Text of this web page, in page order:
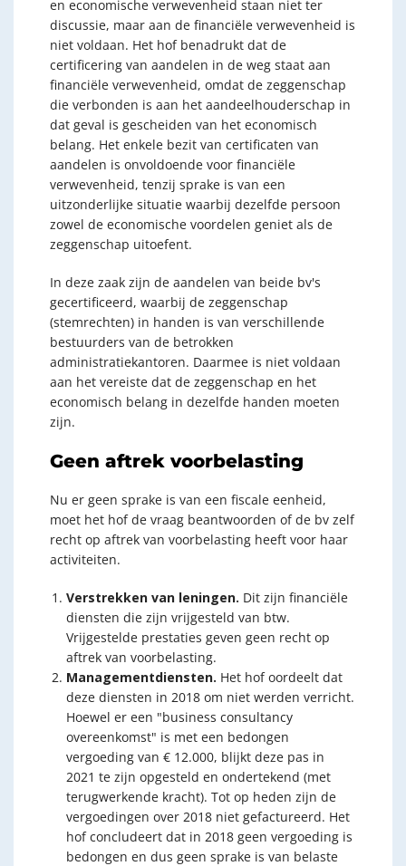
en economische verwevenheid staan niet ter
discussie, maar aan de financiële verwevenheid is
niet voldaan. Het hof benadrukt dat de
certificering van aandelen in de weg staat aan
financiële verwevenheid, omdat de zeggenschap
die verbonden is aan het aandeelhouderschap in
dat geval is gescheiden van het economisch
belang. Het enkele bezit van certificaten van
aandelen is onvoldoende voor financiële
verwevenheid, tenzij sprake is van een
uitzonderlijke situatie waarbij dezelfde persoon
zowel de economische voordelen geniet als de
zeggenschap uitoefent.
In deze zaak zijn de aandelen van beide bv's
gecertificeerd, waarbij de zeggenschap
(stemrechten) in handen is van verschillende
bestuurders van de betrokken
administratiekantoren. Daarmee is niet voldaan
aan het vereiste dat de zeggenschap en het
economisch belang in dezelfde handen moeten
zijn.
Geen aftrek voorbelasting
Nu er geen sprake is van een fiscale eenheid,
moet het hof de vraag beantwoorden of de bv zelf
recht op aftrek van voorbelasting heeft voor haar
activiteiten.
Verstrekken van leningen. Dit zijn financiële
diensten die zijn vrijgesteld van btw.
Vrijgestelde prestaties geven geen recht op
aftrek van voorbelasting.
Managementdiensten. Het hof oordeelt dat
deze diensten in 2018 om niet werden verricht.
Hoewel er een "business consultancy
overeenkomst" is met een bedongen
vergoeding van € 12.000, blijkt deze pas in
2021 te zijn opgesteld en ondertekend (met
terugwerkende kracht). Tot op heden zijn de
vergoedingen over 2018 niet gefactureerd. Het
hof concludeert dat in 2018 geen vergoeding is
bedongen en dus geen sprake is van belaste